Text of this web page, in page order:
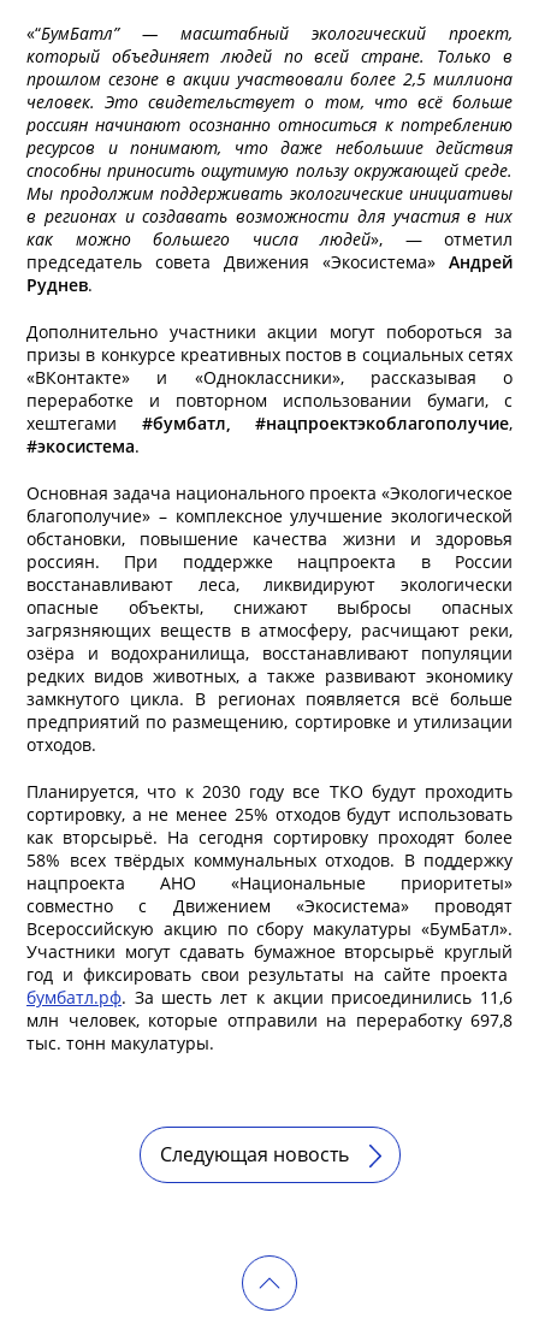
«“БумБатл” — масштабный экологический проект,
который объединяет людей по всей стране. Только в
прошлом сезоне в акции участвовали более 2,5 миллиона
человек. Это свидетельствует о том, что всё больше
россиян начинают осознанно относиться к потреблению
ресурсов и понимают, что даже небольшие действия
способны приносить ощутимую пользу окружающей среде.
Мы продолжим поддерживать экологические инициативы
в регионах и создавать возможности для участия в них
как можно большего числа людей», — отметил
председатель совета Движения «Экосистема» Андрей
Руднев.
Дополнительно участники акции могут побороться за
призы в конкурсе креативных постов в социальных сетях
«ВКонтакте» и «Одноклассники», рассказывая о
переработке и повторном использовании бумаги, с
хештегами #бумбатл, #нацпроектэкоблагополучие,
#экосистема.
Основная задача национального проекта «Экологическое
благополучие» – комплексное улучшение экологической
обстановки, повышение качества жизни и здоровья
россиян. При поддержке нацпроекта в России
восстанавливают леса, ликвидируют экологически
опасные объекты, снижают выбросы опасных
загрязняющих веществ в атмосферу, расчищают реки,
озёра и водохранилища, восстанавливают популяции
редких видов животных, а также развивают экономику
замкнутого цикла. В регионах появляется всё больше
предприятий по размещению, сортировке и утилизации
отходов.
Планируется, что к 2030 году все ТКО будут проходить
сортировку, а не менее 25% отходов будут использовать
как вторсырьё. На сегодня сортировку проходят более
58% всех твёрдых коммунальных отходов. В поддержку
нацпроекта АНО «Национальные приоритеты»
совместно с Движением «Экосистема» проводят
Всероссийскую акцию по сбору макулатуры «БумБатл».
Участники могут сдавать бумажное вторсырьё круглый
год и фиксировать свои результаты на сайте проекта
бумбатл.рф. За шесть лет к акции присоединились 11,6
млн человек, которые отправили на переработку 697,8
тыс. тонн макулатуры.
Следующая новость